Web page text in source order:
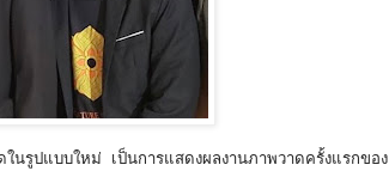
รูปแบบใหม่ เป็นการแสดงผลงานภาพวาดครั้งแรกของ